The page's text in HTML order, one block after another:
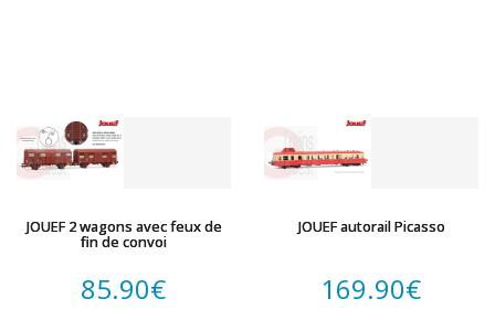
JOUEF 2 wagons avec feux de
fin de convoi
85.90€
JOUEF autorail Picasso
169.90€